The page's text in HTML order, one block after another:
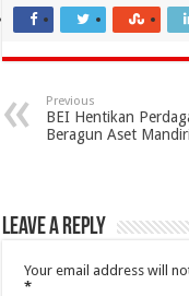
Previous
BEI Hentikan
Beragun Aset
Leave a Reply
Your email address will
*